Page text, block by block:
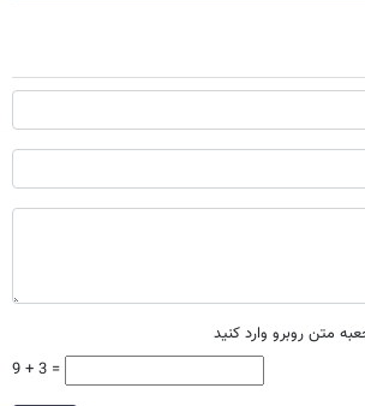
متن روبرو وارد کنید
9 + 3 =